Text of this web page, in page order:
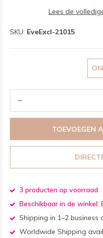
Lees de
SKU: EveExcl-21015
TOEVOEGEN
3 producten op voorraad
Beschikbaar in de winkel:
Shipping in 1–2 business
Worldwide Shipping